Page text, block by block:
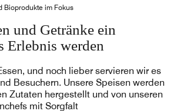
Bioprodukte im Fokus
und Getränke ein
Erlebnis werden
und noch lieber servieren wir es
Besuchern. Unsere Speisen werden
Zutaten hergestellt und von unseren
mit Sorgfalt